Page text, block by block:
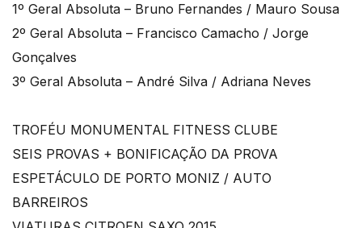
1º Geral Absoluta – Bruno Fernandes / Mauro Sousa
2º Geral Absoluta – Francisco Camacho / Jorge
Gonçalves
3º Geral Absoluta – André Silva / Adriana Neves
TROFÉU MONUMENTAL FITNESS CLUBE
SEIS PROVAS + BONIFICAÇÃO DA PROVA
ESPETÁCULO DE PORTO MONIZ / AUTO
BARREIROS